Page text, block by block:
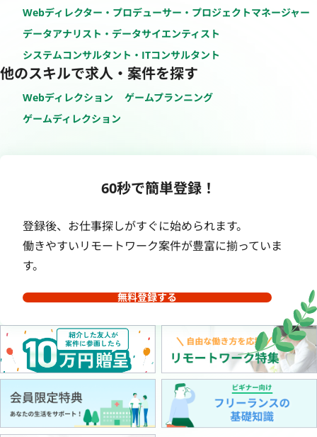
Webディレクター・プロデューサー・プロジェクトマネージャー
データアナリスト・データサイエンティスト
システムコンサルタント・ITコンサルタント
他のスキルで求人・案件を探す
Webディレクション
ゲームプランニング
ゲームディレクション
60秒で簡単登録！
登録後、お仕事探しがすぐに始められます。
働きやすいリモートワーク案件が豊富に揃っていま
す。
無料登録する